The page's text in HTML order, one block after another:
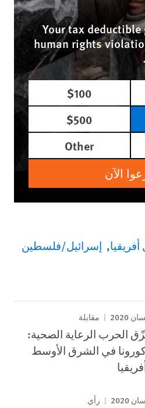
Your tax
human rights
$100
$500
Other
الآن
إسرائيل/فلسطين
مقابلة
الحرب الرعاية الصحية:
في الشرق الأوسط
رأي